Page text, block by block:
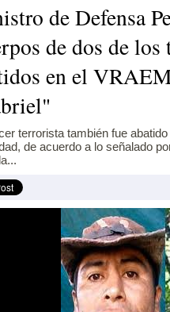
de Defensa
de dos de
en el
terrorista también fue
de acuerdo a lo señalado